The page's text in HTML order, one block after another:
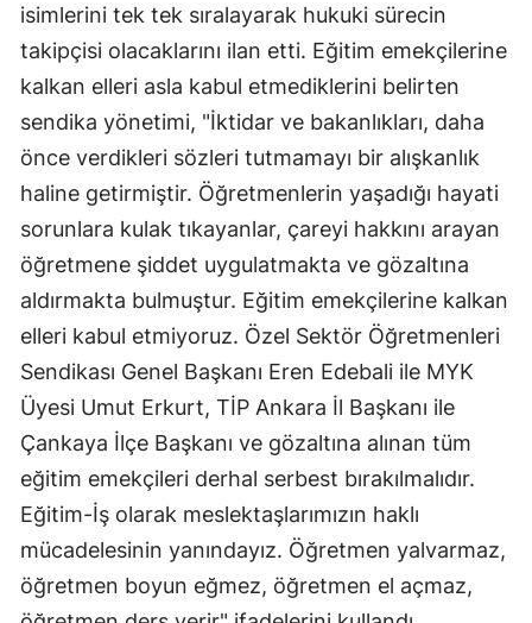
isimlerini tek tek sıralayarak hukuki sürecin
takipçisi olacaklarını ilan etti. Eğitim emekçilerine
kalkan elleri asla kabul etmediklerini belirten
sendika yönetimi, "İktidar ve bakanlıkları, daha
önce verdikleri sözleri tutmamayı bir alışkanlık
haline getirmiştir. Öğretmenlerin yaşadığı hayati
sorunlara kulak tıkayanlar, çareyi hakkını arayan
öğretmene şiddet uygulatmakta ve gözaltına
aldırmakta bulmuştur. Eğitim emekçilerine kalkan
elleri kabul etmiyoruz. Özel Sektör Öğretmenleri
Sendikası Genel Başkanı Eren Edebali ile MYK
Üyesi Umut Erkurt, TİP Ankara İl Başkanı ile
Çankaya İlçe Başkanı ve gözaltına alınan tüm
eğitim emekçileri derhal serbest bırakılmalıdır.
Eğitim-İş olarak meslektaşlarımızın haklı
mücadelesinin yanındayız. Öğretmen yalvarmaz,
öğretmen boyun eğmez, öğretmen el açmaz,